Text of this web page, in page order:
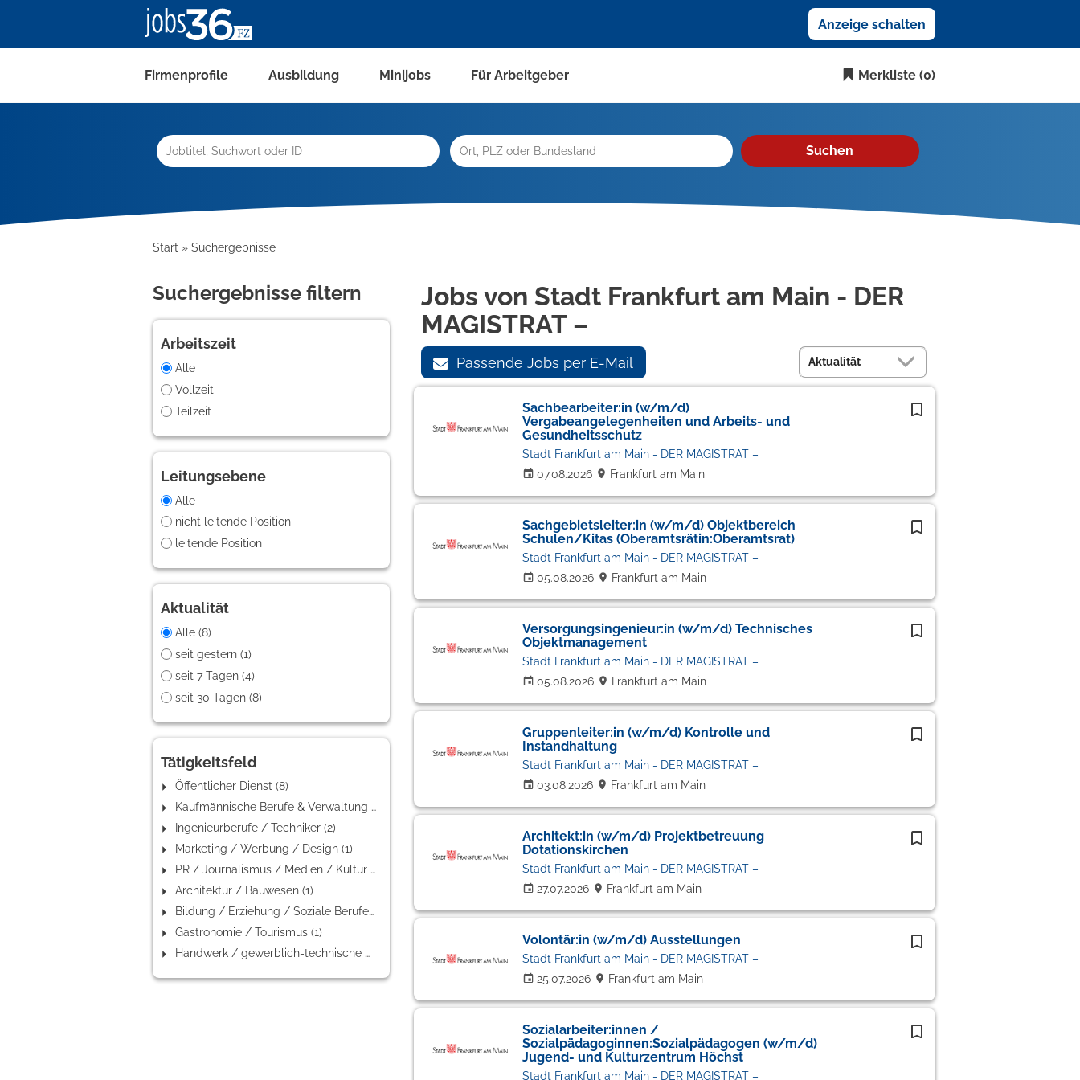
Anzeige schalten
Firmenprofile Ausbildung Minijobs Für Arbeitgeber Merkliste (0)
Suchen
Start Suchergebnisse
Suchergebnisse filtern
Arbeitszeit
Alle
Vollzeit
Teilzeit
Leitungsebene
Alle
nicht leitende Position
leitende Position
Aktualität
Alle (8)
seit gestern (1)
seit 7 Tagen (4)
seit 30 Tagen (8)
Tätigkeitsfeld
Öffentlicher Dienst (8)
Kaufmännische Berufe & Verwaltung (3)
Ingenieurberufe / Techniker (2)
Marketing / Werbung / Design (1)
PR / Journalismus / Medien / Kultur (1)
Architektur / Bauwesen (1)
Bildung / Erziehung / Soziale Berufe (1)
Gastronomie / Tourismus (1)
Handwerk / gewerblich-technische Berufe (1)
Jobs von Stadt Frankfurt am Main - DER
MAGISTRAT –
Passende Jobs per E-Mail
Sachbearbeiter:in (w/m/d)
Vergabeangelegenheiten und Arbeits- und
Gesundheitsschutz
07.08.2026
Stadt Frankfurt am Main - DER MAGISTRAT –
Frankfurt am Main
Sachgebietsleiter:in (w/m/d) Objektbereich
Schulen/Kitas (Oberamtsrätin:Oberamtsrat)
05.08.2026
Stadt Frankfurt am Main - DER MAGISTRAT –
Frankfurt am Main
Versorgungsingenieur:in (w/m/d) Technisches
Objektmanagement
05.08.2026
Stadt Frankfurt am Main - DER MAGISTRAT –
Frankfurt am Main
Gruppenleiter:in (w/m/d) Kontrolle und
Instandhaltung
03.08.2026
Stadt Frankfurt am Main - DER MAGISTRAT –
Frankfurt am Main
Architekt:in (w/m/d) Projektbetreuung
Dotationskirchen
27.07.2026
Stadt Frankfurt am Main - DER MAGISTRAT –
Frankfurt am Main
Volontär:in (w/m/d) Ausstellungen
25.07.2026
Stadt Frankfurt am Main - DER MAGISTRAT –
Frankfurt am Main
Sozialarbeiter:innen /
Sozialpädagoginnen:Sozialpädagogen (w/m/d)
Jugend- und Kulturzentrum Höchst
Stadt Frankfurt am Main - DER MAGISTRAT –